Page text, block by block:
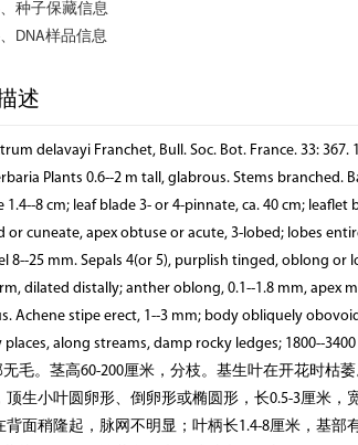
种子保藏信息
DNA样品信息
述
delavayi Franchet, Bull. Soc. Bot. France. 33:
Plants 0.6--2 m tall, glabrous. Stems
8 cm; leaf blade 3- or 4-pinnate, ca. 40 cm;
or cuneate, apex obtuse or acute, 3-lobed; lobes
8--25 mm. Sepals 4(or 5), purplish tinged, oblong
dilated distally; anther oblong, 0.1--1.8 mm, apex
Achene stipe erect, 1--3 mm; body obliquely
places, along streams, damp rocky ledges; 1800--
毛。茎高60-200厘米，分枝。基生叶在开花时枯
顶生小叶圆卵形、倒卵形或椭圆形，长0.5-3厘米，
背面稍隆起，脉网不明显；叶柄长1.4-8厘米，基